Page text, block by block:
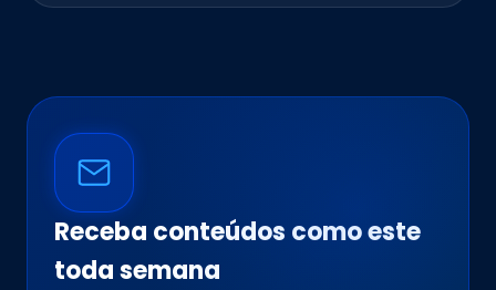
Receba conteúdos como este
toda semana